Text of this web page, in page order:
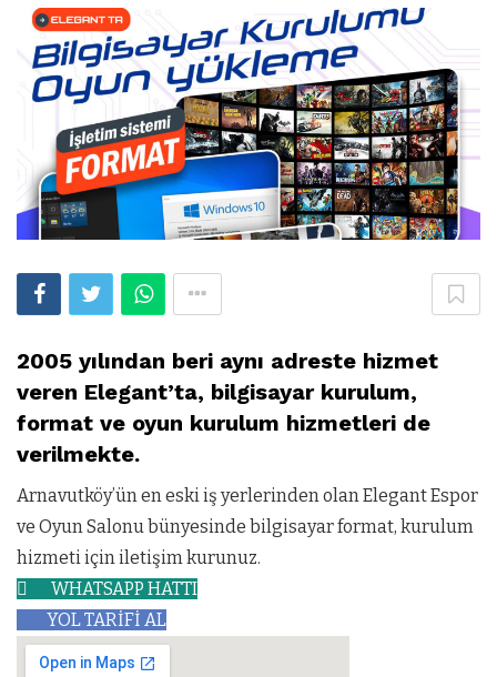
2005 yılından beri aynı adreste hizmet
veren Elegant’ta, bilgisayar kurulum,
format ve oyun kurulum hizmetleri de
verilmekte.
Arnavutköy’ün en eski iş yerlerinden olan Elegant Espor
ve Oyun Salonu bünyesinde bilgisayar format, kurulum
hizmeti için iletişim kurunuz.
WHATSAPP HATTI
YOL TARİFİ AL